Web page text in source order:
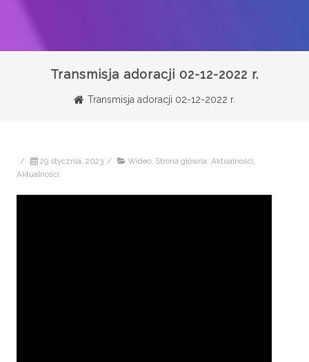
Transmisja adoracji 02-12-2022 r.
Transmisja adoracji 02-12-2022 r.
/ 29 stycznia, 2023 / Wideo Strona główna Aktualności
Aktualności